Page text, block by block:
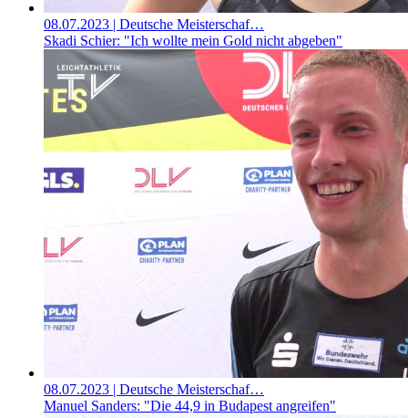
08.07.2023 | Deutsche Meisterschaf…
Skadi Schier: "Ich wollte mein Gold nicht abgeben"
08.07.2023 | Deutsche Meisterschaf…
Manuel Sanders: "Die 44,9 in Budapest angreifen"